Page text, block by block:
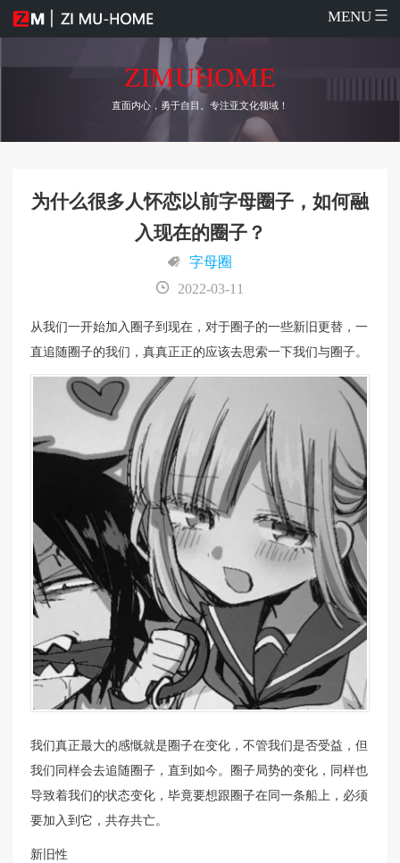
MENU
ZIMUHOME
直面内心，勇于自目。专注亚文化领域！
为什么很多人怀恋以前字母圈子，如何融
入现在的圈子？
字母圈
2022-03-11
从我们一开始加入圈子到现在，对于圈子的一些新旧更替，一
直追随圈子的我们，真真正正的应该去思索一下我们与圈子。
我们真正最大的感慨就是圈子在变化，不管我们是否受益，但
我们同样会去追随圈子，直到如今。圈子局势的变化，同样也
导致着我们的状态变化，毕竟要想跟圈子在同一条船上，必须
要加入到它，共存共亡。
新旧性